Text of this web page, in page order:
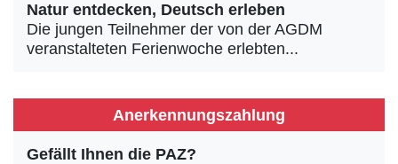
Natur entdecken, Deutsch erleben
Die jungen Teilnehmer der von der AGDM
veranstalteten Ferienwoche erlebten...
Anerkennungszahlung
Gefällt Ihnen die PAZ?